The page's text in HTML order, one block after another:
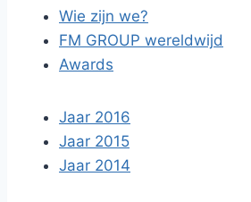
Wie zijn we?
FM GROUP wereldwijd
Awards
Jaar 2016
Jaar 2015
Jaar 2014